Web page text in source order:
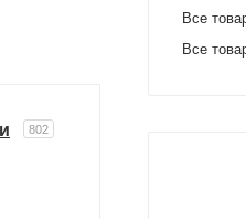
802
Все
Все